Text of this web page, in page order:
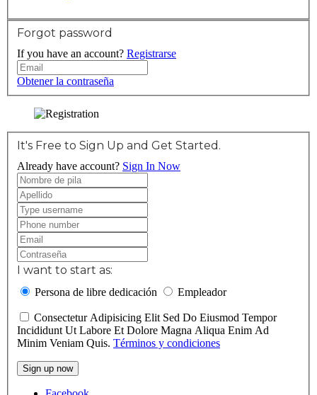
Forgot password
If you have an account? Registrarse
Obtener la contraseña
It's Free to Sign Up and Get Started.
Already have account? Sign In Now
I want to start as:
Persona de libre dedicación Empleador
Incididunt Ut Labore Et Dolore Magna Aliqua Enim Ad
Minim Veniam Quis. Términos y condiciones
Sign up now